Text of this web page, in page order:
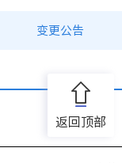
返回顶部
变更公告